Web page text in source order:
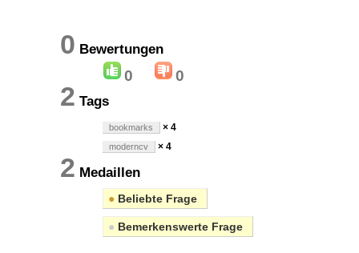
0 Bewertungen
0 0
2 Tags
bookmarks × 4
moderncv × 4
2 Medaillen
● Beliebte Frage
● Bemerkenswerte Frage